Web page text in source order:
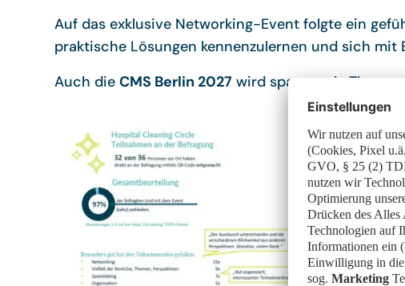
Auf das exklusive Networking-Event folgte ein
praktische Lösungen kennenzulernen und sich mit
Auch die CMS Berlin 2027wird spannende